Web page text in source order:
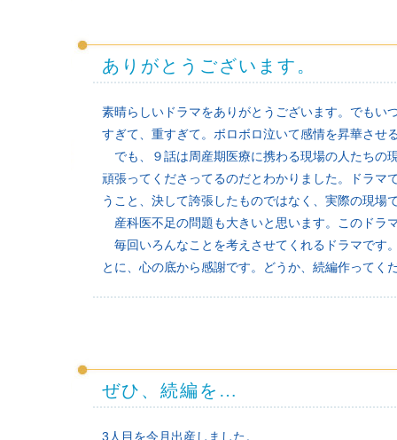
ありがとうございます。
素晴らしいドラマをありがとうございます。でもい
すぎて、重すぎて。ボロボロ泣いて感情を昇華させ
でも、９話は周産期医療に携わる現場の人たちの
頑張ってくださってるのだとわかりました。ドラマ
うこと、決して誇張したものではなく、実際の現場
産科医不足の問題も大きいと思います。このドラ
毎回いろんなことを考えさせてくれるドラマです
とに、心の底から感謝です。どうか、続編作ってく
ぜひ、続編を…
3人目を今月出産しました。